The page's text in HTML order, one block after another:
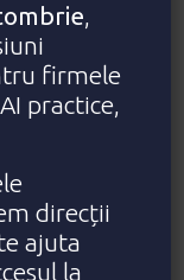
,
firmele
practice,
direcții
ajuta
la